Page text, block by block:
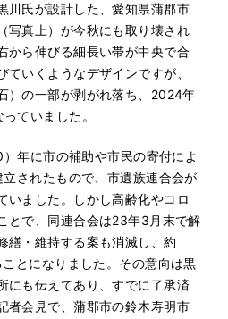
川氏が設計した、愛知県蒲郡市
写真上）が今秋にも取り壊され
から伸びる細長い帯が中央で合
ていくようなデザインですが、
）の一部が剥がれ落ち、2024年
ていました。
年に市の補助や市民の寄付によ
されたもので、市遺族連合会が
いました。しかし高齢化やコロ
とで、同連合会は23年3月末で解
繕・維持する案も消滅し、約
とになりました。その意向は黒
にも伝えてあり、すでに了承済
者会見で、蒲郡市の鈴木寿明市